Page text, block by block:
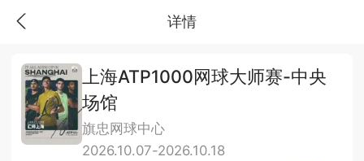
详情
上海ATP1000网球大师赛-中央
场馆
旗忠网球中心
2026.10.07-2026.10.18